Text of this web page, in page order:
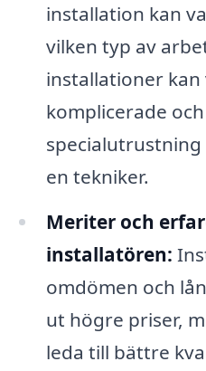
installation kan
vilken typ av
installationer kan
komplicerade
en tekniker.
Meriter och
installatören:
omdömen och
ut högre priser,
leda till bättre